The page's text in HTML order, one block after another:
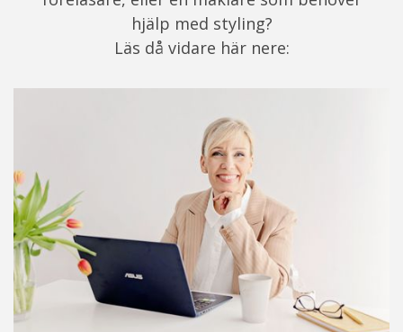
hjälp med styling?
Läs då vidare här nere: